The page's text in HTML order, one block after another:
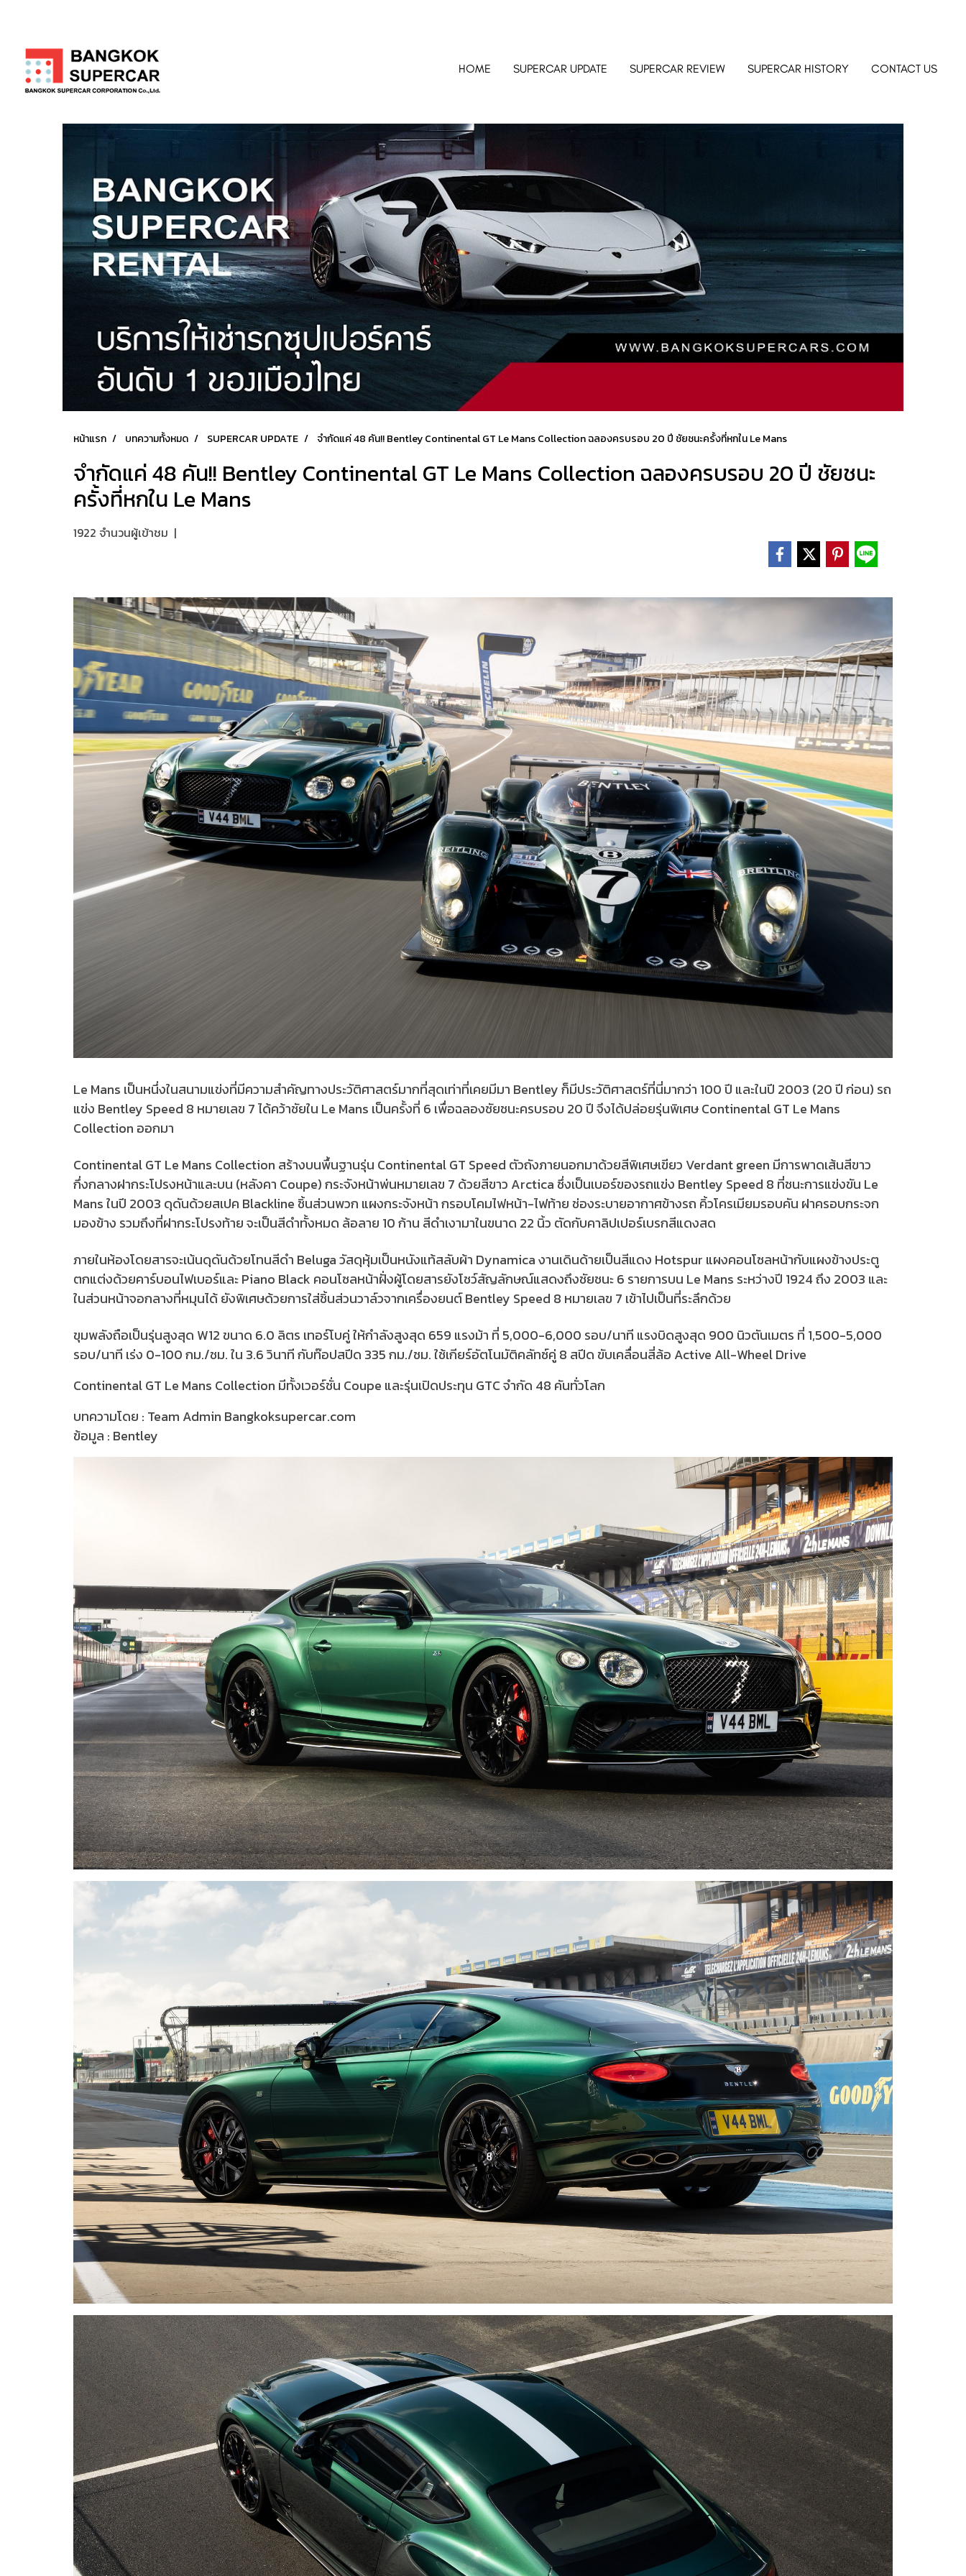
HOME SUPERCAR UPDATE SUPERCAR REVIEW SUPERCAR HISTORY CONTACT US
หน้าแรก บทความทั้งหมด SUPERCAR UPDATE จำกัดแค่ 48 คัน!! Bentley Continental GT Le Mans Collection ฉลองครบรอบ 20 ปี ชัยชนะครั้งที่หกใน Le Mans
จำกัดแค่ 48 คัน!! Bentley Continental GT Le Mans Collection ฉลองครบรอบ 20 ปี ชัยชนะ
ครั้งที่หกใน Le Mans
1922 จำนวนผู้เข้าชม |
Le Mans เป็นหนึ่งในสนามแข่งที่มีความสำคัญทางประวัติศาสตร์มากที่สุดเท่าที่เคยมีมา Bentley ก็มีประวัติศาสตร์ที่นี่มากว่า 100 ปี และในปี 2003 (20 ปี ก่อน) รถ
แข่ง Bentley Speed 8 หมายเลข 7 ได้คว้าชัยใน Le Mans เป็นครั้งที่ 6 เพื่อฉลองชัยชนะครบรอบ 20 ปี จึงได้ปล่อยรุ่นพิเศษ Continental GT Le Mans
Collection ออกมา
Continental GT Le Mans Collection สร้างบนพื้นฐานรุ่น Continental GT Speed ตัวถังภายนอกมาด้วยสีพิเศษเขียว Verdant green มีการพาดเส้นสีขาว
กึ่งกลางฝากระโปรงหน้าและบน (หลังคา Coupe) กระจังหน้าพ่นหมายเลข 7 ด้วยสีขาว Arctica ซึ่งเป็นเบอร์ของรถแข่ง Bentley Speed 8 ที่ชนะการแข่งขัน Le
Mans ในปี 2003 ดุดันด้วยสเปค Blackline ชิ้นส่วนพวก แผงกระจังหน้า กรอบโคมไฟหน้า-ไฟท้าย ช่องระบายอากาศข้างรถ คิ้วโครเมียมรอบคัน ฝาครอบกระจก
มองข้าง รวมถึงที่ฝากระโปรงท้าย จะเป็นสีดำทั้งหมด ล้อลาย 10 ก้าน สีดำเงามาในขนาด 22 นิ้ว ตัดกับคาลิปเปอร์เบรกสีแดงสด
ภายในห้องโดยสารจะเน้นดุดันด้วยโทนสีดำ Beluga วัสดุหุ้มเป็นหนังแท้สลับผ้า Dynamica งานเดินด้ายเป็นสีแดง Hotspur แผงคอนโซลหน้ากับแผงข้างประตู
ตกแต่งด้วยคาร์บอนไฟเบอร์และ Piano Black คอนโซลหน้าฝั่งผู้โดยสารยังโชว์สัญลักษณ์แสดงถึงชัยชนะ 6 รายการบน Le Mans ระหว่างปี 1924 ถึง 2003 และ
ในส่วนหน้าจอกลางที่หมุนได้ ยังพิเศษด้วยการใส่ชิ้นส่วนวาล์วจากเครื่องยนต์ Bentley Speed 8 หมายเลข 7 เข้าไปเป็นที่ระลึกด้วย
ขุมพลังถือเป็นรุ่นสูงสุด W12 ขนาด 6.0 ลิตร เทอร์โบคู่ ให้กำลังสูงสุด 659 แรงม้า ที่ 5,000-6,000 รอบ/นาที แรงบิดสูงสุด 900 นิวตันเมตร ที่ 1,500-5,000
รอบ/นาที เร่ง 0-100 กม./ชม. ใน 3.6 วินาที กับท๊อปสปีด 335 กม./ชม. ใช้เกียร์อัตโนมัติคลัทซ์คู่ 8 สปีด ขับเคลื่อนสี่ล้อ Active All-Wheel Drive
Continental GT Le Mans Collection มีทั้งเวอร์ชั่น Coupe และรุ่นเปิดประทุน GTC จำกัด 48 คันทั่วโลก
บทความโดย : Team Admin Bangkoksupercar.com
ข้อมูล : Bentley